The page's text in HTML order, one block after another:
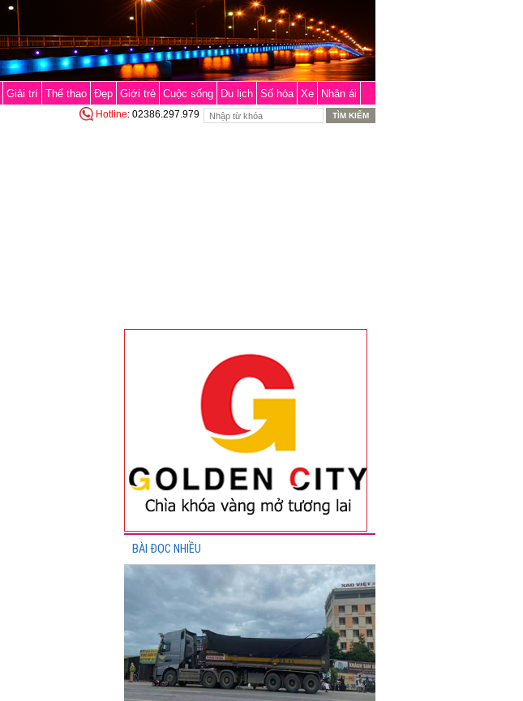
Giải trí Thể thao Đẹp Giới trẻ Cuộc sống Du lịch Số hóa Xe Nhân ái
Hotline: 02386.297.979
BÀI ĐỌC NHIỀU